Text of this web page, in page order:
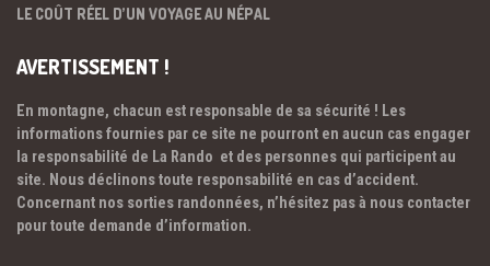
LE COÛT RÉEL D’UN VOYAGE AU NÉPAL
AVERTISSEMENT !
En montagne, chacun est responsable de sa sécurité ! Les
informations fournies par ce site ne pourront en aucun cas engager
la responsabilité de La Rando et des personnes qui participent au
site. Nous déclinons toute responsabilité en cas d’accident.
Concernant nos sorties randonnées, n’hésitez pas à nous contacter
pour toute demande d’information.